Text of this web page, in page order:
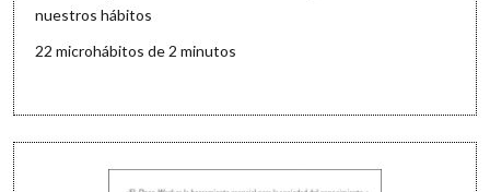
nuestros hábitos
22 microhábitos de 2 minutos